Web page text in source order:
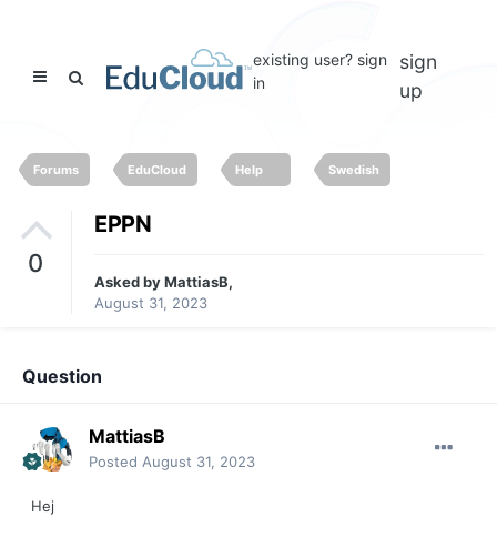
existing user? sign
in
sign
up
Forums EduCloud Help Swedish
0
EPPN
Asked byMattiasB,
August 31, 2023
Question
MattiasB
Posted August 31, 2023
Hej